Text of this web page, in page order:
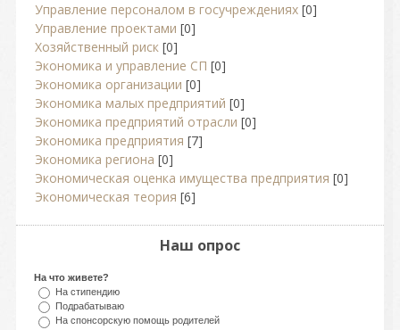
Управление персоналом в госучреждениях [0]
Управление проектами [0]
Хозяйственный риск [0]
Экономика и управление СП [0]
Экономика организации [0]
Экономика малых предприятий [0]
Экономика предприятий отрасли [0]
Экономика предприятия [7]
Экономика региона [0]
Экономическая оценка имущества предприятия [0]
Экономическая теория [6]
Наш опрос
На что живете?
На стипендию
Подрабатываю
На спонсорскую помощь родителей